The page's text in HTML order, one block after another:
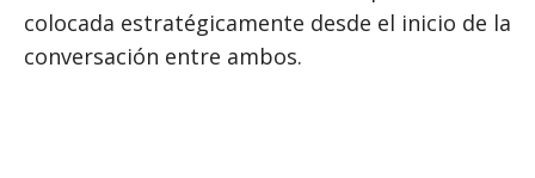
colocada estratégicamente desde el inicio de la
conversación entre ambos.